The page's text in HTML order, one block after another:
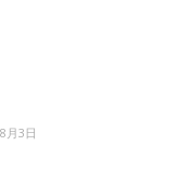
月3日